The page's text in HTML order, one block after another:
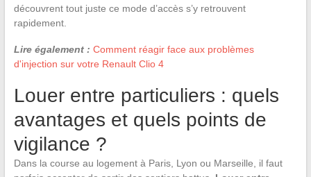
découvrent tout juste ce mode d’accès s’y retrouvent
rapidement.
Lire également : Comment réagir face aux problèmes
d'injection sur votre Renault Clio 4
Louer entre particuliers : quels
avantages et quels points de
vigilance ?
Dans la course au logement à Paris, Lyon ou Marseille, il faut